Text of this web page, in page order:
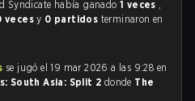
Syndicate había ganado1 veces ,
vecesy 0 partidos terminaron en
se jugó el 19 mar 2026 a las 9:28 en
South Asia: Split 2 donde The